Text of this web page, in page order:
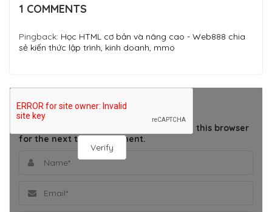
1 COMMENTS
Pingback: Học HTML cơ bản và nâng cao - Web888 chia
sẻ kiến thức lập trình, kinh doanh, mmo
Verify
THÊM BÌNH LUẬN
Save my name, email, and website in this browser
for the next time I comment.